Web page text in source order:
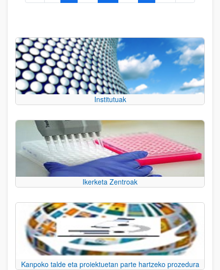
Institutuak
Ikerketa Zentroak
Kanpoko talde eta proiektuetan parte hartzeko prozedura